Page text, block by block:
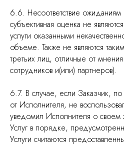
6.6. Несоответствие ожиданиям
субъективная оценка не
услуги оказанными
объеме. Также не являются
третьих лиц, отличные от
сотрудников и(или) партнеров).
6.7. В случае, если Заказчик,
от Исполнителя, не
уведомил Исполнителя о своем
Услуг в порядке,
Услуги считаются